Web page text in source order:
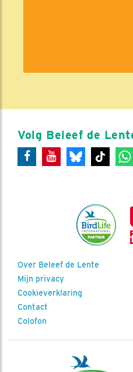
Volg Beleef de
Over Beleef de Lente
Mijn privacy
Cookieverklaring
Contact
Colofon